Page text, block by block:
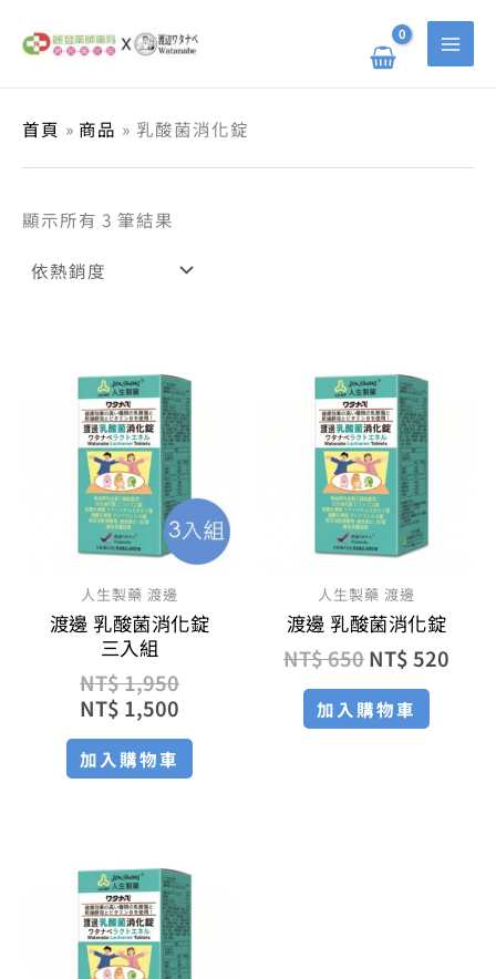
首頁
商品 乳酸菌消化錠
顯示所有 3 筆結果
銷
度
人生製藥 渡邊
渡邊 乳酸菌消化錠
三入組
NT$1,950
始
價
格：
NT$ 1,950。
NT$ 1,500
前
價
格：
NT$ 1,500。
加入購物車
人生製藥 渡邊
渡邊 乳酸菌消化錠
NT$650
原
始
價
格：
NT$ 650。
NT$520
加入購物車
始
價
格：
NT$ 3,900。
前
價
格：
NT$ 2,925。
尋
鍵